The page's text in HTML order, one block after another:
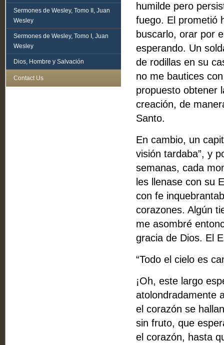
humilde pero
fuego. El prometió
buscarlo, orar por
esperando. Un
de rodillas en su
no me bautices
propuesto obtener
creación, de
Santo.
En cambio, un
visión tardaba”, y
semanas, cada
les llenase con su
con fe
corazones. Algún
me asombré
gracia de Dios. El
“Todo el cielo es
¡Oh, este largo
atolondradamente
el corazón se
sin fruto, que
el corazón, hasta
Sermones de Wesley, Tomo II, Juan
Wesley
Sermones de Wesley, Tomo I, Juan
Wesley
Dios, Hombre y Salvación
Contact Us